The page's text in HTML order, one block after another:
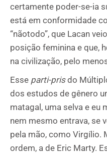
certamente poder-se-ia
está em conformidade
“nãotodo”, que Lacan
posição feminina e que,
na civilização, pelo
Esse parti-prisdo
dos estudos de gênero
matagal, uma selva e eu
nem mesmo entrava, se
pela mão, como Virgílio.
ordem, a de Eric Marty.